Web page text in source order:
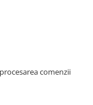
comenzii